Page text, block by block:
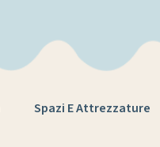
Spazi E Attrezzature